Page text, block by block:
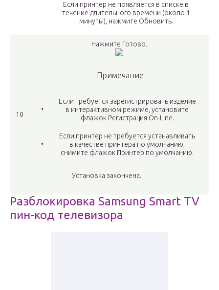
Если принтер не появляется в списке в
течение длительного времени (около 1
минуты), нажмите Обновить.
10
Нажмите Готово.
Примечание
•
Если требуется зарегистрировать изделие
в интерактивном режиме, установите
флажок Регистрация On-Line.
•
Если принтер не требуется устанавливать
в качестве принтера по умолчанию,
снимите флажок Принтер по умолчанию.
Установка закончена.
Разблокировка Samsung Smart TV
пин-код телевизора